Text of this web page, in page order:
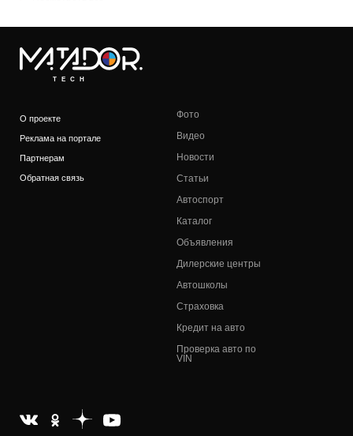
TECH
О проекте
Реклама на портале
Партнерам
Обратная связь
Фото
Видео
Новости
Статьи
Автоспорт
Каталог
Объявления
Дилерские центры
Автошколы
Страховка
Кредит на авто
Проверка авто по
VIN